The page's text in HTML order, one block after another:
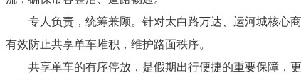
专人负责，统筹兼顾。针对太白路万达、运河城核心
有效防止共享单车堆积，维护路面秩序。
共享单车的有序停放，是假期出行便捷的重要保障，